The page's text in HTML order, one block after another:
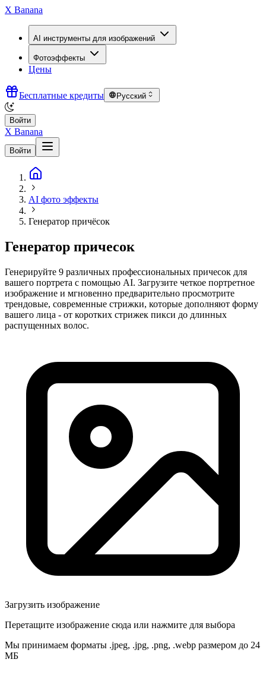
X Banana
AI инструменты для изображений
Фотоэффекты
Цены
Бесплатные кредиты Русский
Войти
X Banana
Войти
AI фото эффекты
Генератор причёсок
Генератор причесок
Генерируйте 9 различных профессиональных причесок для
вашего портрета с помощью AI. Загрузите четкое портретное
изображение и мгновенно предварительно просмотрите
трендовые, современные стрижки, которые дополняют форму
вашего лица - от коротких стрижек пикси до длинных
распущенных волос.
Загрузить изображение
Перетащите изображение сюда или нажмите для выбора
Мы принимаем форматы .jpeg, .jpg, .png, .webp размером до 24
МБ